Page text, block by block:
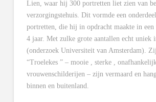
Lien, waar hij 300 portretten liet zien van
verzorgingstehuis. Dit vormde een
portretten, die hij in opdracht maakte in een
4 jaar. Met zulke grote aantallen echt uniek
(onderzoek Universiteit van Amsterdam).
“Troelekes ” – mooie , sterke ,
vrouwenschilderijen – zijn vermaard en
binnen en buitenland.